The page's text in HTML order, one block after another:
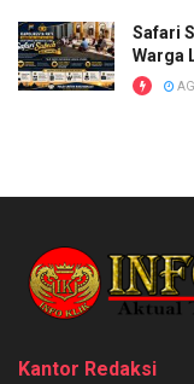
Safari
Warga
Kantor Redaksi